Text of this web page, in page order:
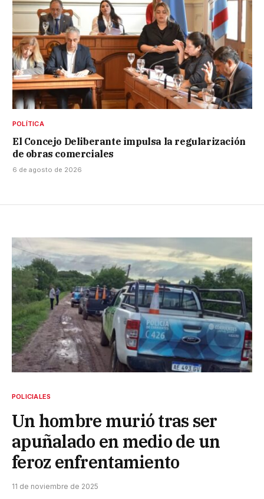
POLÍTICA
El Concejo Deliberante impulsa la regularización
de obras comerciales
6 de agosto de 2026
POLICIALES
Un hombre murió tras ser
apuñalado en medio de un
feroz enfrentamiento
11 de noviembre de 2025